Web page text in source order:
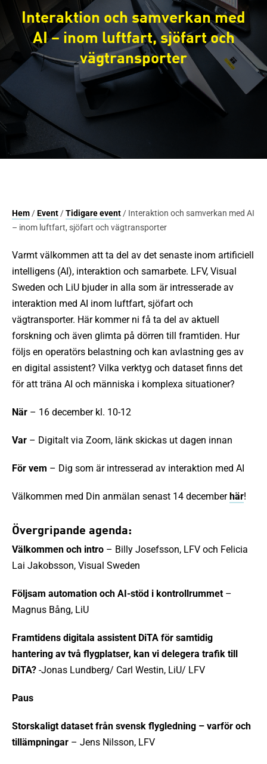
Interaktion och samverkan med
AI – inom luftfart, sjöfart och
vägtransporter
Hem/Event/Tidigare event/ Interaktion och samverkan med AI
– inom luftfart, sjöfart och vägtransporter
Varmt välkommen att ta del av det senaste inom artificiell
intelligens (AI), interaktion och samarbete. LFV, Visual
Sweden och LiU bjuder in alla som är intresserade av
interaktion med AI inom luftfart, sjöfart och
vägtransporter. Här kommer ni få ta del av aktuell
forskning och även glimta på dörren till framtiden. Hur
följs en operatörs belastning och kan avlastning ges av
en digital assistent? Vilka verktyg och dataset finns det
för att träna AI och människa i komplexa situationer?
När – 16 december kl. 10-12
Var – Digitalt via Zoom, länk skickas ut dagen innan
För vem – Dig som är intresserad av interaktion med AI
Välkommen med Din anmälan senast 14 decemberhär!
Övergripande agenda:
Välkommen och intro – Billy Josefsson, LFV och Felicia
Lai Jakobsson, Visual Sweden
Följsam automation och AI-stöd i kontrollrummet –
Magnus Bång, LiU
Framtidens digitala assistent DiTA för samtidig
hantering av två flygplatser, kan vi delegera trafik till
DiTA? -Jonas Lundberg/ Carl Westin, LiU/ LFV
Paus
Storskaligt dataset från svensk flygledning – varför och
tillämpningar – Jens Nilsson, LFV